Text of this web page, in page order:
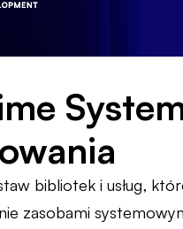
bibliotek i usług,
zasobami